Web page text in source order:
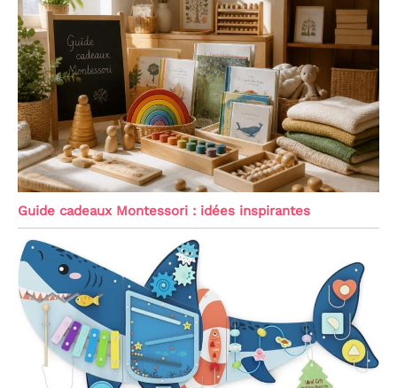
Guide cadeaux Montessori : idées inspirantes